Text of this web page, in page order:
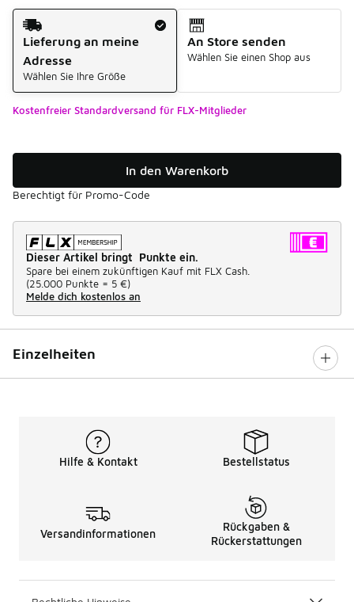
Versandart
Lieferung an meine
Adresse
Wählen Sie Ihre Größe
An Store senden
Wählen Sie einen Shop aus
Kostenfreier Standardversand für FLX-Mitglieder
In den Warenkorb
Berechtigt für Promo-Code
Dieser Artikel bringt Punkte ein.
Spare bei einem zukünftigen Kauf mit FLX Cash.
(25.000 Punkte = 5 €)
Melde dich kostenlos an
Einzelheiten
Hilfe & Kontakt Bestellstatus
Versandinformationen
Rückgaben &
Rückerstattungen